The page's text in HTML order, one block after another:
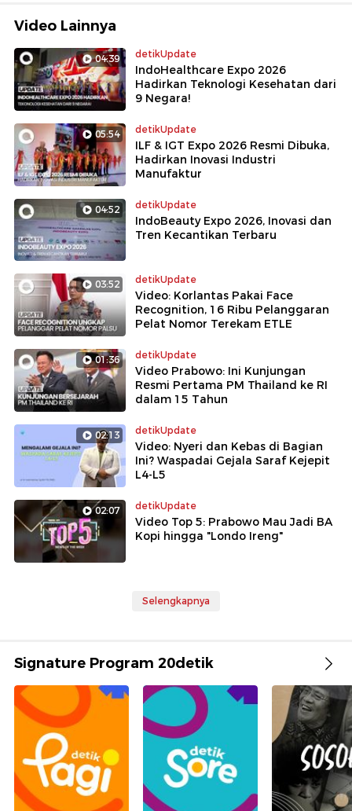
Video Lainnya
04:39 detikUpdate
IndoHealthcare Expo 2026
Hadirkan Teknologi Kesehatan dari
9 Negara!
05:54 detikUpdate
ILF & IGT Expo 2026 Resmi Dibuka,
Hadirkan Inovasi Industri
Manufaktur
04:52 detikUpdate
IndoBeauty Expo 2026, Inovasi dan
Tren Kecantikan Terbaru
03:52 detikUpdate
Video: Korlantas Pakai Face
Recognition, 16 Ribu Pelanggaran
Pelat Nomor Terekam ETLE
01:36 detikUpdate
Video Prabowo: Ini Kunjungan
Resmi Pertama PM Thailand ke RI
dalam 15 Tahun
02:13 detikUpdate
Video: Nyeri dan Kebas di Bagian
Ini? Waspadai Gejala Saraf Kejepit
L4-L5
02:07 detikUpdate
Video Top 5: Prabowo Mau Jadi BA
Kopi hingga "Londo Ireng"
Selengkapnya
Signature Program 20detik